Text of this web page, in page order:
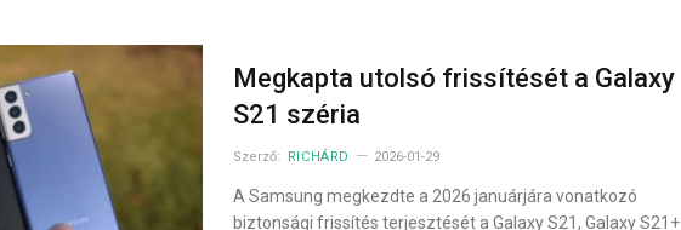
Megkapta utolsó frissítését a Galaxy
S21 széria
Szerző: RICHÁRD 2026-01-29
A Samsung megkezdte a 2026 januárjára vonatkozó
biztonsági frissítés terjesztését a Galaxy S21, Galaxy S21+